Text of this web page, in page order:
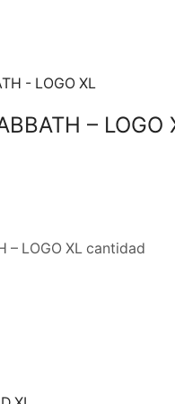
– LOGO
– LOGO XL cantidad